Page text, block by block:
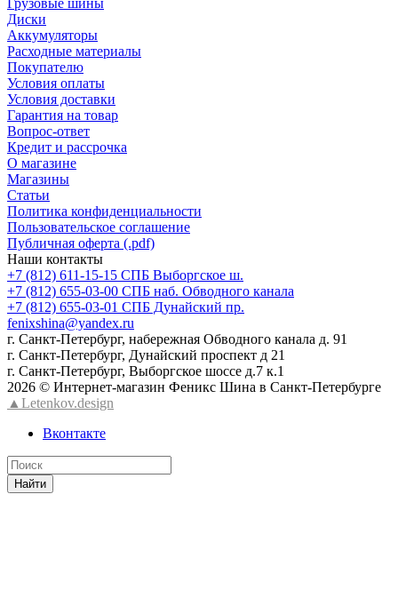
Диски
Аккумуляторы
Расходные материалы
Покупателю
Условия оплаты
Условия доставки
Гарантия на товар
Вопрос-ответ
Кредит и рассрочка
О магазине
Магазины
Статьи
Политика конфиденциальности
Пользовательское соглашение
Публичная оферта (.pdf)
Наши контакты
+7 (812) 611-15-15 СПБ Выборгское ш.
+7 (812) 655-03-00 СПБ наб. Обводного канала
+7 (812) 655-03-01 СПБ Дунайский пр.
fenixshina@yandex.ru
г. Санкт-Петербург, набережная Обводного канала д. 91
г. Санкт-Петербург, Дунайский проспект д 21
г. Санкт-Петербург, Выборгское шоссе д.7 к.1
2026 © Интернет-магазин Феникс Шина в Санкт-Петербурге
▲Letenkov.design
Вконтакте
Найти